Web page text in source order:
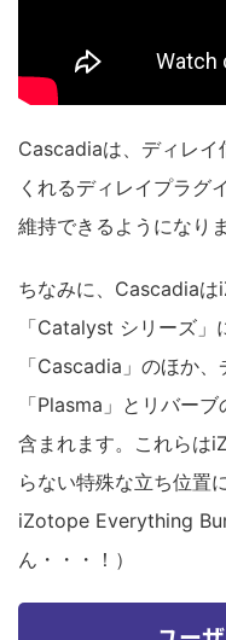
Cascadiaは、ディレイ
くれるディレイプラグ
維持できるようになりま
ちなみに、Cascadia
「Catalyst シリーズ
「Cascadia」のほか
「Plasma」とリバー
含まれます。これらは
らない特殊な立ち位置
iZotope Everything
ん・・・！）